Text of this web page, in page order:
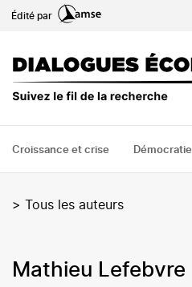
auÉdité par
Croissance et crise Démocratie
> Tous les auteurs
Mathieu Lefebvre